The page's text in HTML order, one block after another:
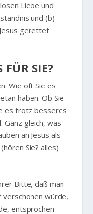
Liebe und
und (b)
gerettet
FÜR SIE?
Wie oft Sie es
haben. Ob Sie
es trotz besseres
Ganz gleich, was
an Jesus als
Sie? alles)
Bitte, daß man
verschonen würde,
entsprochen